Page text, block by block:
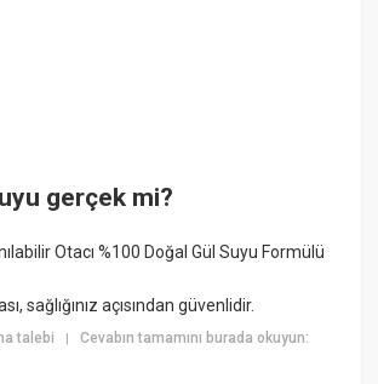
gerçek mi?
Otacı %100 Doğal Gül Suyu Formülü
sağlığınız açısından güvenlidir.
talebi |Cevabın tamamını burada okuyun: